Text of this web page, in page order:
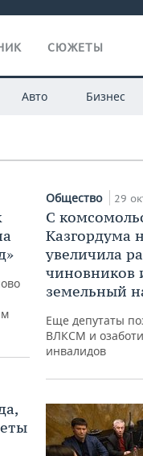
СЮЖЕТЫ
Авто Бизнес
Общество 29
С
Казгордума
увеличила
чиновников
земельный
Еще депутаты
ВЛКСМ и
инвалидов